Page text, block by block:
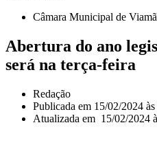
Câmara Municipal de
Abertura do ano
será na terça-feira
Redação
Publicada em 15/02/2024
Atualizada em 15/02/2024